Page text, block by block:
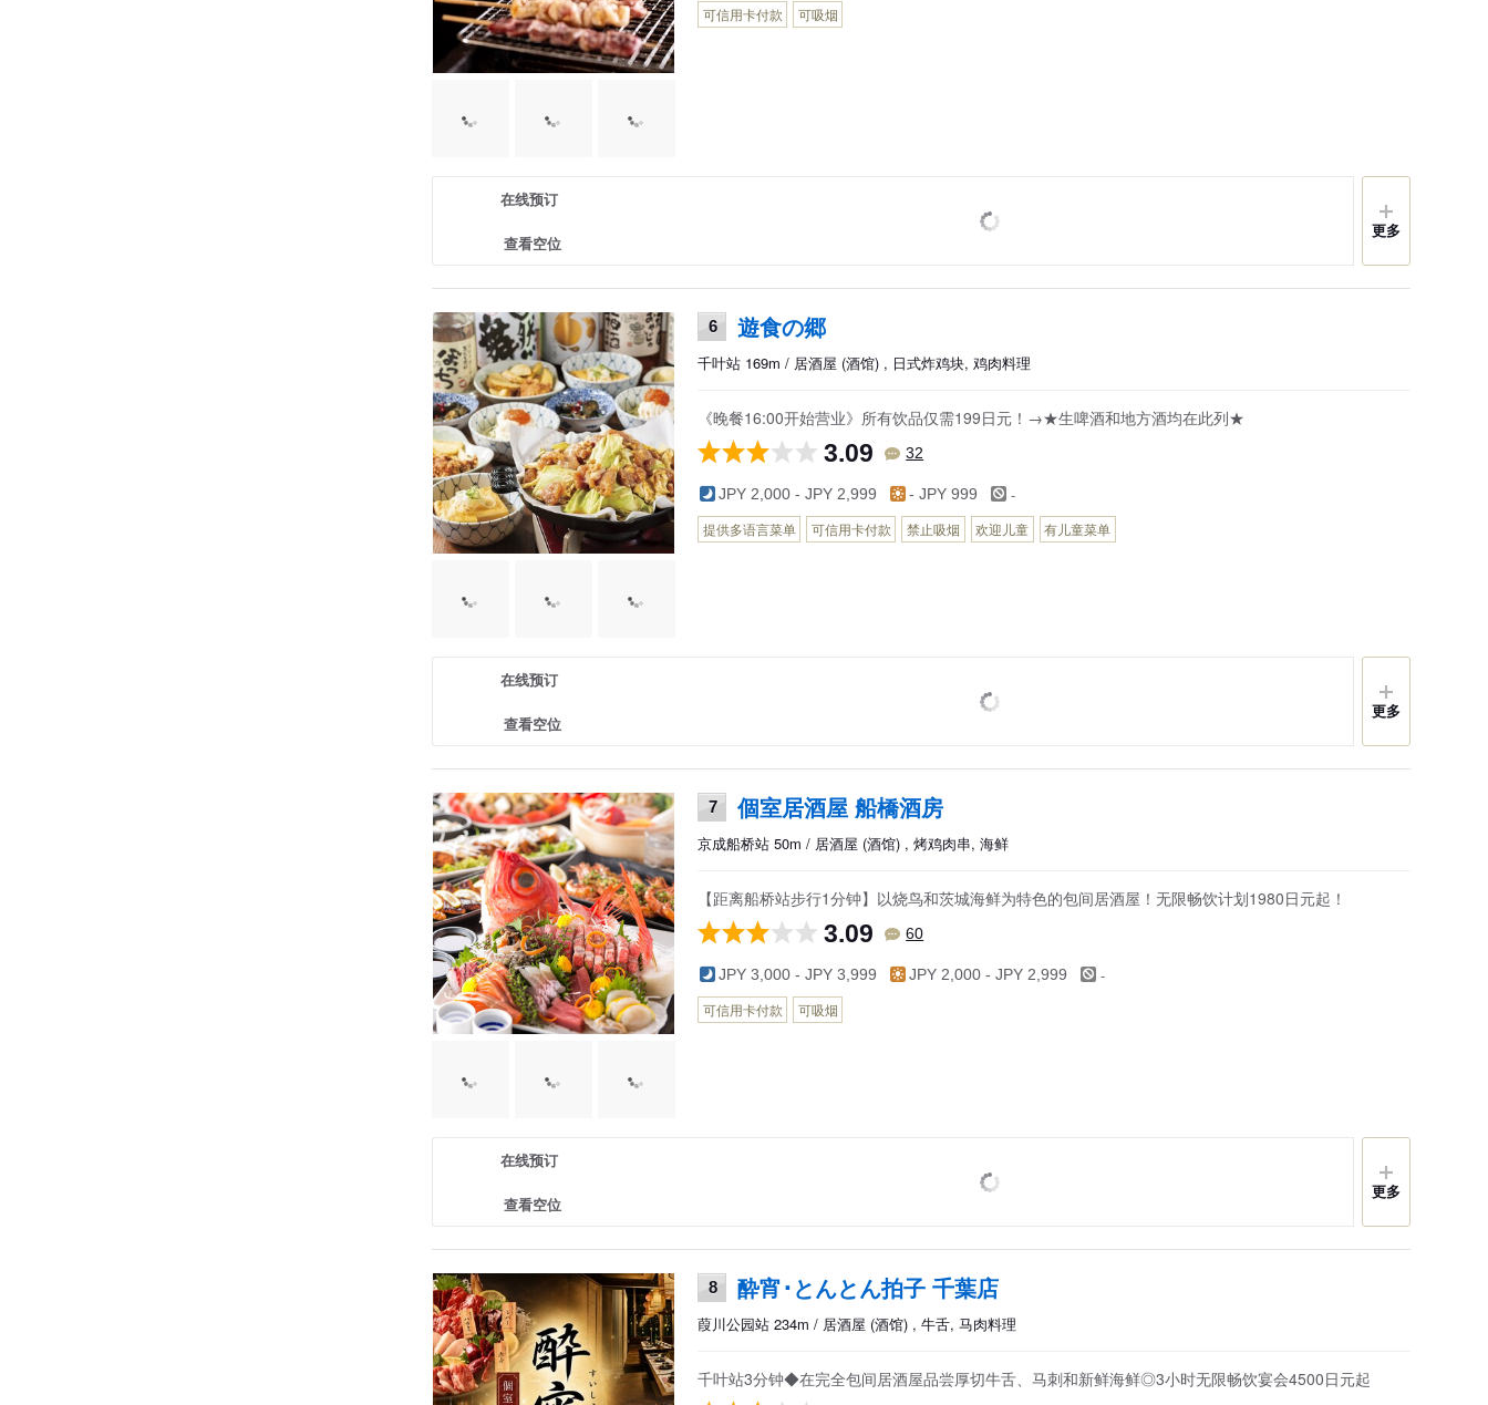
可信用卡付款 可吸烟
在线预订
查看空位
更多
6 遊食の郷
千叶站 169m / 居酒屋 (酒馆) , 日式炸鸡块, 鸡肉料理
《晚餐16:00开始营业》所有饮品仅需199日元！→★生啤酒和地方酒均在此列★
3.09 32
JPY 2,000 - JPY 2,999 - JPY 999 -
提供多语言菜单 可信用卡付款 禁止吸烟 欢迎儿童 有儿童菜单
在线预订
查看空位
更多
7 個室居酒屋 船橋酒房
京成船桥站 50m / 居酒屋 (酒馆) , 烤鸡肉串, 海鲜
【距离船桥站步行1分钟】以烧鸟和茨城海鲜为特色的包间居酒屋！无限畅饮计划1980日元起！
3.09 60
JPY 3,000 - JPY 3,999 JPY 2,000 - JPY 2,999 -
可信用卡付款 可吸烟
在线预订
查看空位
更多
8 酔宵･とんとん拍子 千葉店
葭川公园站 234m / 居酒屋 (酒馆) , 牛舌, 马肉料理
千叶站3分钟◆在完全包间居酒屋品尝厚切牛舌、马刺和新鲜海鲜◎3小时无限畅饮宴会4500日元起